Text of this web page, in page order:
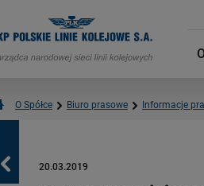
O Spółce Biuro prasowe Informacje
Powrót 20.03.2019